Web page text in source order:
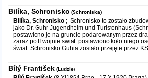
Bilíka, Schronisko (Schroniska)
Bilíka, Schronisko ; Schronisko to zostało
jako Dr. Guhr Jugendheim und Turistenhaus
postawiono je na gruncie podarowanym przez
zaraz po II wojnie świat. postawiono koło niego
świat. Schronisko Guhra zostało przejęte przez
Bílý František (Ludzie)